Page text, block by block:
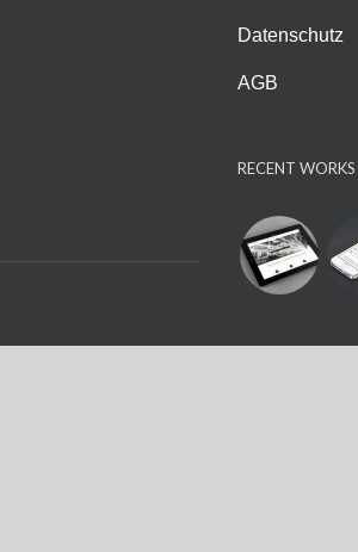
Datenschutz
AGB
RECENT WORKS